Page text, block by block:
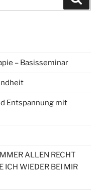
– Basisseminar
Entspannung mit
ALLEN RECHT
ICH WIEDER BEI MIR